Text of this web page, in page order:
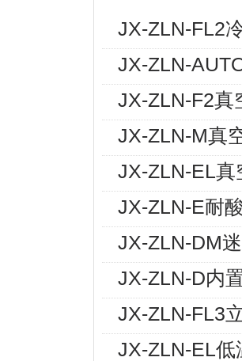
JX-ZLN-FL2
JX-ZLN-
JX-ZLN-F2真
JX-ZLN-M真
JX-ZLN-EL
JX-ZLN-E耐
JX-ZLN-DM
JX-ZLN-D内
JX-ZLN-FL3
JX-ZLN-EL